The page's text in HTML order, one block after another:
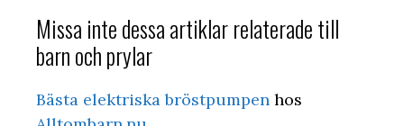
Missa inte dessa artiklar relaterade till
barn och prylar
Bästa elektriska bröstpumpen hos